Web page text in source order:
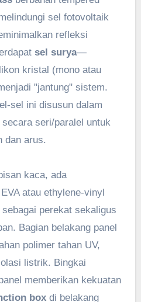
sel fotovoltaik
refleksi
sel surya—
kristal (mono atau
"jantung" sistem.
sel ini disusun dalam
seri/paralel untuk
dan arus.
kaca, ada
atau ethylene-vinyl
perekat sekaligus
Bagian belakang panel
polimer tahan UV,
listrik. Bingkai
memberikan kekuatan
boxdi belakang